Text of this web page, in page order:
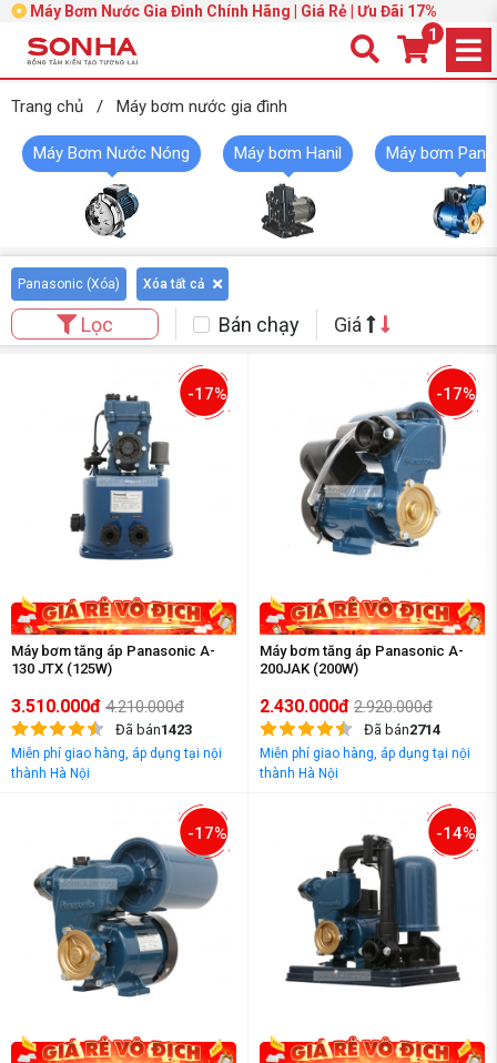
Máy Bơm Nước Gia Đình Chính Hãng | Giá Rẻ | Ưu Đãi 17%
1
Trang chủ / Máy bơm nước gia đình
Máy Bơm Nước Nóng Máy bơm Hanil Máy bơm
Panasonic (Xóa) Xóa tất cả
Lọc Bán chạy Giá
-17%
Máy bơm tăng áp Panasonic A-
130 JTX (125W)
3.510.000đ 4.210.000đ
Đã bán1423
Miễn phí giao hàng, áp dụng tại nội
thành Hà Nội
-17%
Máy bơm tăng áp Panasonic A-
200JAK (200W)
2.430.000đ 2.920.000đ
Đã bán2714
Miễn phí giao hàng, áp dụng tại nội
thành Hà Nội
-17% -14%